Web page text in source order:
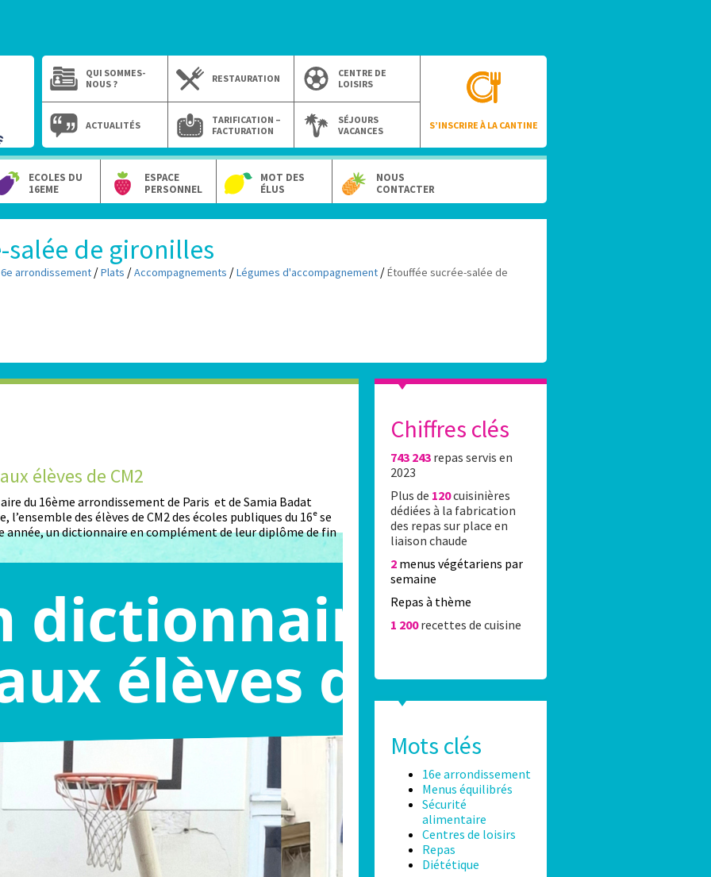
QUI SOMMES-
NOUS ?
RESTAURATION
CENTRE DE
LOISIRS
S’INSCRIRE À LA CANTINE
ACTUALITÉS
TARIFICATION –
FACTURATION
SÉJOURS
VACANCES
ECOLES DU
16EME
ESPACE
PERSONNEL
MOT DES
ÉLUS
NOUS
CONTACTER
salée de gironilles
arrondissement /Plats /Accompagnements /Légumes d'accompagnement /Étouffée sucrée-salée de
élèves de CM2
du 16ème arrondissement de Paris et de Samia Badat
des élèves de CM2 des écoles publiques du 16ᵉ se
année, un dictionnaire en complément de leur diplôme de fin
Des élèves du 16e réalisent l’affiche Stade
130 élèves du 16e ont été accueillis Lundi 8 juin 2026 au stade Jean-
participation au concours de dessin organisé par la Caisse des
partenariat avec le Stade Français Paris.
Chiffres clés
743 243 repas servis en
2023
Plus de 120cuisinières
dédiées à la fabrication
des repas sur place en
liaison chaude
2menus végétariens par
semaine
Repas à thème
1 200recettes de cuisine
Mots clés
16e arrondissement
Menus équilibrés
Sécurité
alimentaire
Centres de loisirs
Repas
Diététique